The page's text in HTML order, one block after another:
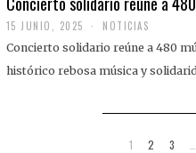
15 JUNIO, 2025 NOTICIAS
Concierto solidario reúne a 480
histórico rebosa música y
1 2 3